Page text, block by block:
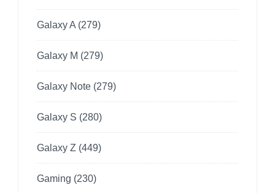
Galaxy A (279)
Galaxy M (279)
Galaxy Note (279)
Galaxy S (280)
Galaxy Z (449)
Gaming (230)